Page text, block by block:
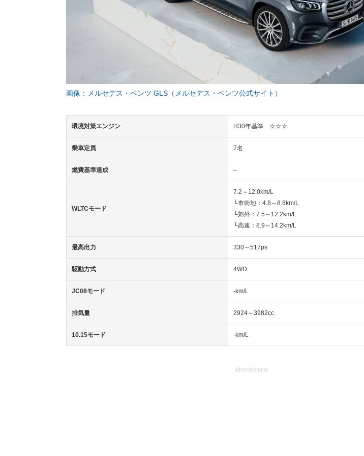
画像：メルセデス・ベンツ GLS（メルセデス・ベンツ公式サイト）
環境対策エンジン H30年基準 ☆☆☆
乗車定員 7名
燃費基準達成 –
WLTCモード
7.2～12.0km/L
└市街地：4.8～8.6km/L
└郊外：7.5～12.2km/L
└高速：8.9～14.2km/L
最高出力 330～517ps
駆動方式 4WD
JC08モード -km/L
排気量 2924～3982cc
10.15モード -km/L
advertisement